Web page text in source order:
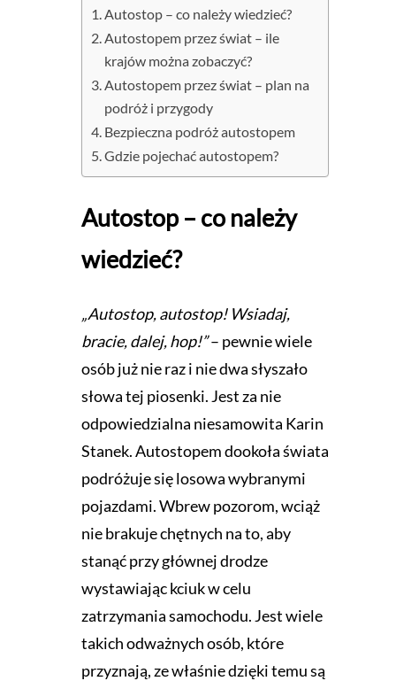
Autostop – co należy wiedzieć?
Autostopem przez świat – ile
krajów można zobaczyć?
Autostopem przez świat – plan na
podróż i przygody
Bezpieczna podróż autostopem
Gdzie pojechać autostopem?
Autostop – co należy
wiedzieć?
„Autostop, autostop! Wsiadaj,
bracie, dalej, hop!”– pewnie wiele
osób już nie raz i nie dwa słyszało
słowa tej piosenki. Jest za nie
odpowiedzialna niesamowita Karin
Stanek. Autostopem dookoła świata
podróżuje się losowa wybranymi
pojazdami. Wbrew pozorom, wciąż
nie brakuje chętnych na to, aby
stanąć przy głównej drodze
wystawiając kciuk w celu
zatrzymania samochodu. Jest wiele
takich odważnych osób, które
przyznają, ze właśnie dzięki temu są